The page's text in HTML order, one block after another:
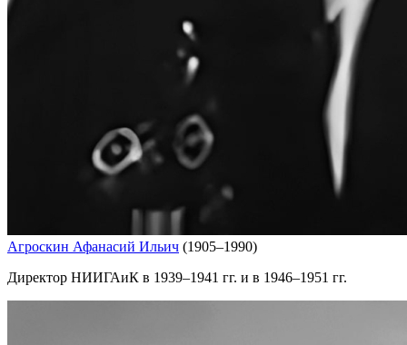
Агроскин Афанасий Ильич (1905–1990)
Директор НИИГАиК в 1939–1941 гг. и в 1946–1951 гг.